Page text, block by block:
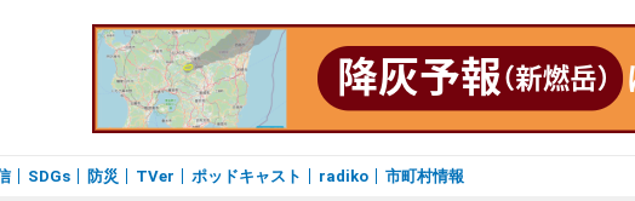
SDGs 防災 TVer ポッドキャスト radiko 市町村情報